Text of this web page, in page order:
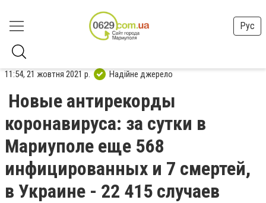
Рус
11:54, 21 жовтня 2021 р. Надійне джерело
Новые антирекорды
коронавируса: за сутки в
Мариуполе еще 568
инфицированных и 7 смертей,
в Украине - 22 415 случаев